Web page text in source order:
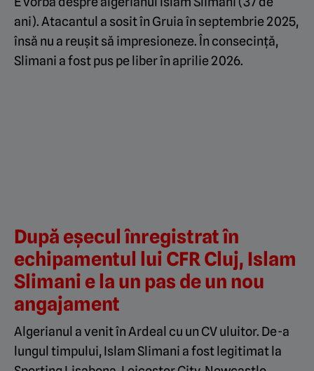
ani). Atacantul a sosit în Gruia în septembrie 2025,
însă nu a reușit să impresioneze. În consecință,
Slimani a fost pus pe liber în aprilie 2026.
După eșecul înregistrat în
echipamentul lui CFR Cluj, Islam
Slimani e la un pas de un nou
angajament
Algerianul a venit în Ardeal cu un CV uluitor. De-a
lungul timpului, Islam Slimani a fost legitimat la